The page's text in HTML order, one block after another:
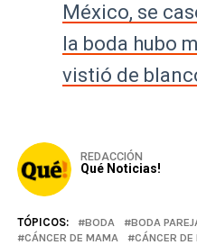
México, se
la boda hubo
vistió de
REDACCIÓN
Qué Noticias!
TÓPICOS: BODA BODA
CÁNCER DE MAMA
CÁNCER DE